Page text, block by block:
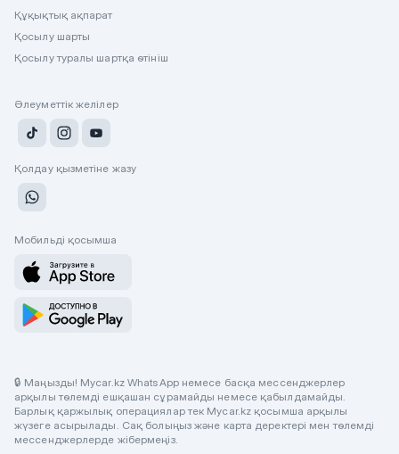
Құқықтық ақпарат
Қосылу шарты
Қосылу туралы шартқа өтініш
Әлеуметтік желілер
Қолдау қызметіне жазу
Мобильді қосымша
🔒 Маңызды! Mycar.kz WhatsApp немесе басқа мессенджерлер
арқылы төлемді ешқашан сұрамайды немесе қабылдамайды.
Барлық қаржылық операциялар тек Mycar.kz қосымша арқылы
жүзеге асырылады. Сақ болыңыз және карта деректері мен төлемді
мессенджерлерде жібермеңіз.